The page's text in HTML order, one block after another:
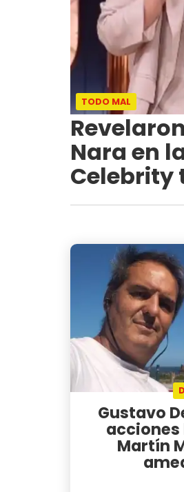
TODO MAL
Nara en
Celebrity
Gustavo
Martín